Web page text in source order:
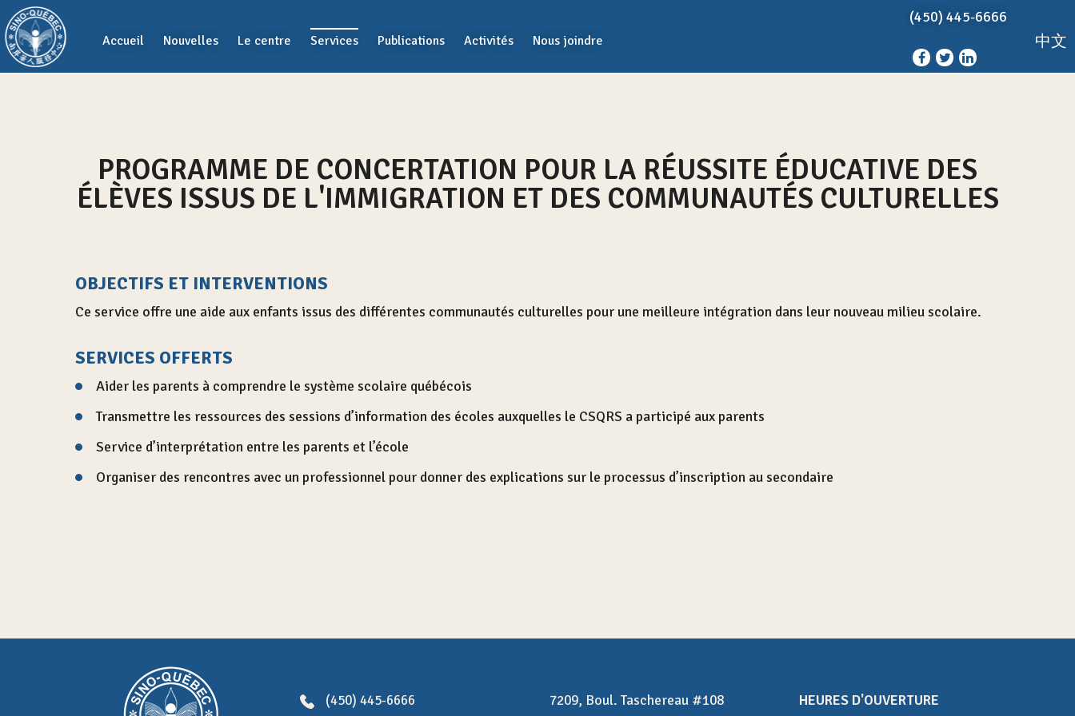
Aller au contenu principal
Accueil Nouvelles Le centre Services Publications Activités Nous joindre
(450) 445-6666
中文
PROGRAMME DE CONCERTATION POUR LA RÉUSSITE ÉDUCATIVE DES
ÉLÈVES ISSUS DE L'IMMIGRATION ET DES COMMUNAUTÉS CULTURELLES
OBJECTIFS ET INTERVENTIONS
Ce service offre une aide aux enfants issus des différentes communautés culturelles pour une meilleure intégration dans leur nouveau milieu scolaire.
SERVICES OFFERTS
Aider les parents à comprendre le système scolaire québécois
Transmettre les ressources des sessions d’information des écoles auxquelles le CSQRS a participé aux parents
Service d’interprétation entre les parents et l’école
Organiser des rencontres avec un professionnel pour donner des explications sur le processus d’inscription au secondaire
(450) 445-6666 7209, Boul. Taschereau #108 HEURES D'OUVERTURE